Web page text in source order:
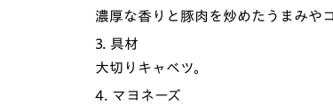
濃厚な香りと豚肉を炒めたうまみや
3. 具材
大切りキャベツ。
4. マヨネーズ